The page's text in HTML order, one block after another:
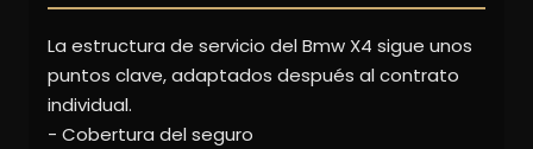
La estructura de servicio del Bmw X4 sigue unos
puntos clave, adaptados después al contrato
individual.
- Cobertura del seguro